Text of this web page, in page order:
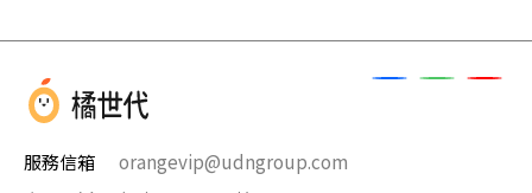
服務信箱
orangevip@udngroup.com